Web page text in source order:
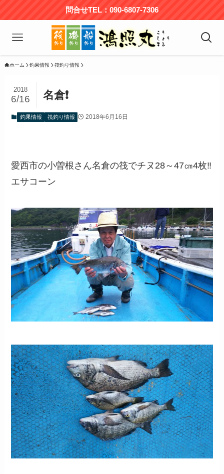
問合せTEL：090-6807-7306
ホーム 釣果情報 筏釣り情報
名倉❗️
2018
6/16
釣果情報 筏釣り情報 2018年6月16日
愛西市の小曽根さん名倉の筏でチヌ28～47㎝4枚‼️
エサコーン